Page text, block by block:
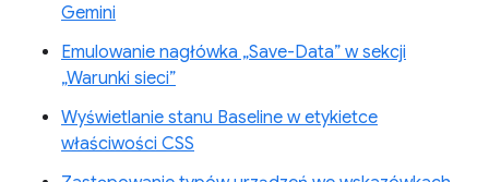
Gemini
Emulowanie nagłówka „Save-Data” w sekcji
„Warunki sieci”
Wyświetlanie stanu Baseline w etykietce
właściwości CSS